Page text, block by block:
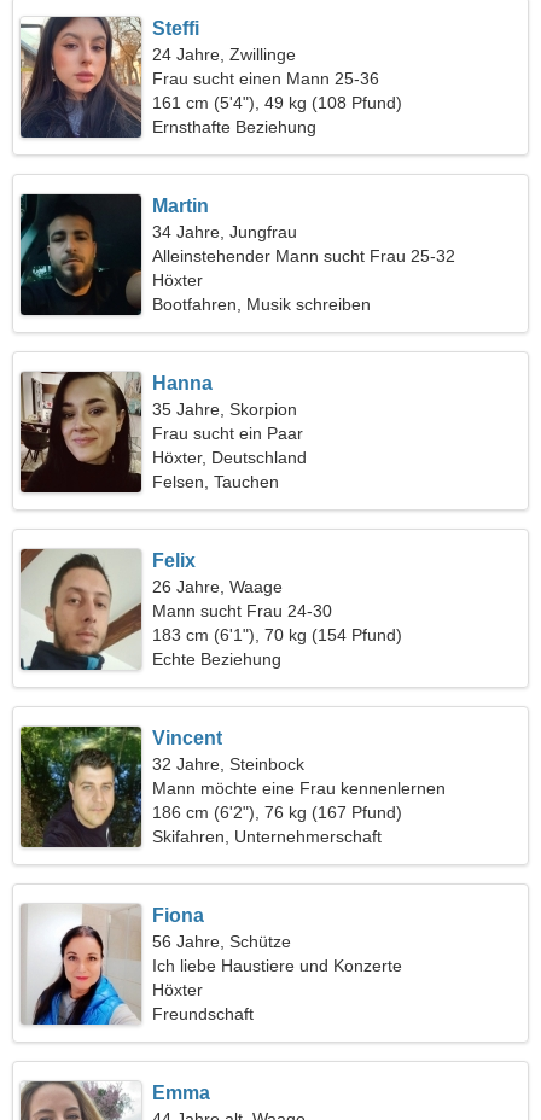
Steffi
24 Jahre, Zwillinge
Frau sucht einen Mann 25-36
161 cm (5'4"), 49 kg (108 Pfund)
Ernsthafte Beziehung
Martin
34 Jahre, Jungfrau
Alleinstehender Mann sucht Frau 25-32
Höxter
Bootfahren, Musik schreiben
Hanna
35 Jahre, Skorpion
Frau sucht ein Paar
Höxter, Deutschland
Felsen, Tauchen
Felix
26 Jahre, Waage
Mann sucht Frau 24-30
183 cm (6'1"), 70 kg (154 Pfund)
Echte Beziehung
Vincent
32 Jahre, Steinbock
Mann möchte eine Frau kennenlernen
186 cm (6'2"), 76 kg (167 Pfund)
Skifahren, Unternehmerschaft
Fiona
56 Jahre, Schütze
Ich liebe Haustiere und Konzerte
Höxter
Freundschaft
Emma